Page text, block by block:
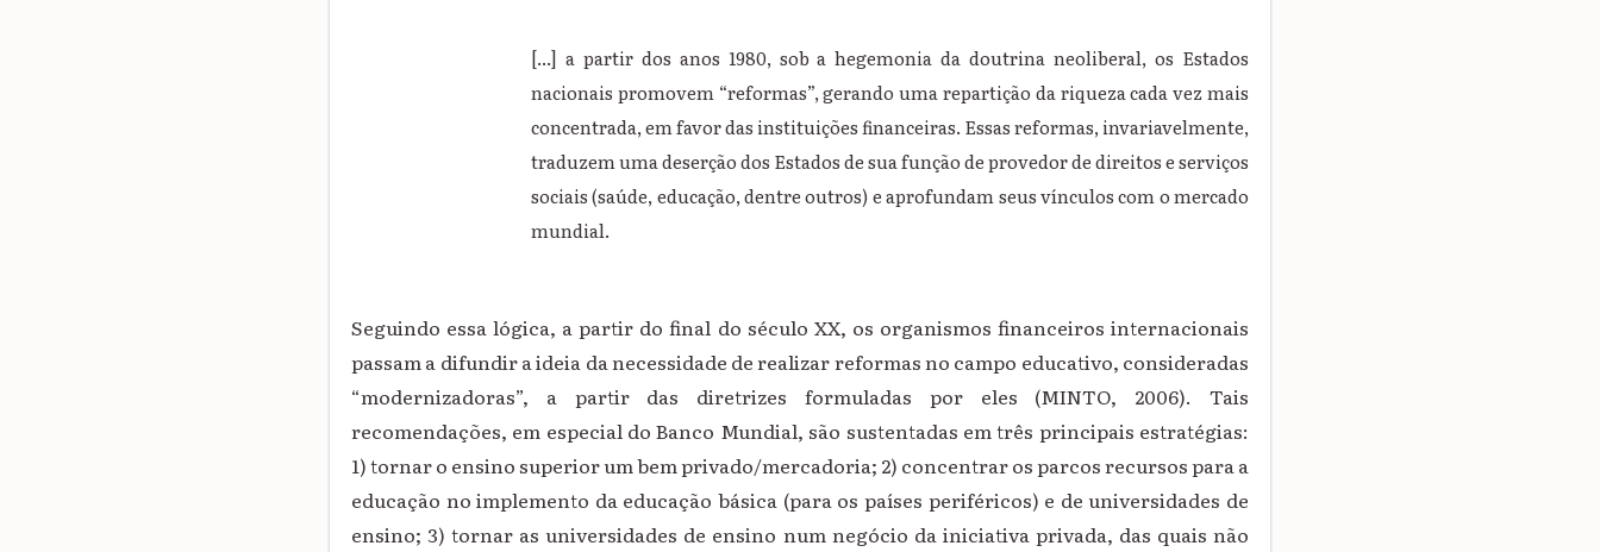
[...] a partir dos anos 1980, sob a hegemonia da doutrina neoliberal, os Estados
nacionais promovem “reformas”, gerando uma repartição da riqueza cada vez mais
concentrada, em favor das instituições financeiras. Essas reformas, invariavelmente,
traduzem uma deserção dos Estados de sua função de provedor de direitos e serviços
sociais (saúde, educação, dentre outros) e aprofundam seus vínculos com o mercado
mundial.
Seguindo essa lógica, a partir do final do século XX, os organismos financeiros internacionais
passam a difundir a ideia da necessidade de realizar reformas no campo educativo, consideradas
“modernizadoras”, a partir das diretrizes formuladas por eles (MINTO, 2006). Tais
recomendações, em especial do Banco Mundial, são sustentadas em três principais estratégias:
1) tornar o ensino superior um bem privado/mercadoria; 2) concentrar os parcos recursos para a
educação no implemento da educação básica (para os países periféricos) e de universidades de
ensino; 3) tornar as universidades de ensino num negócio da iniciativa privada, das quais não